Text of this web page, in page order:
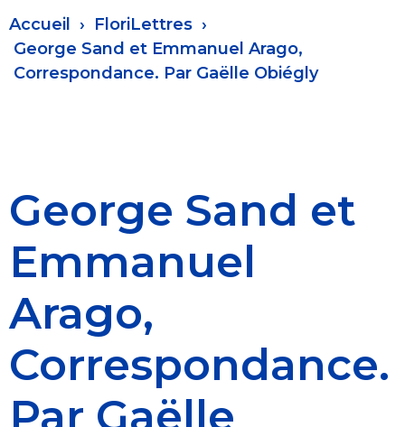
Fil
d'Ariane
Accueil
FloriLettres
George Sand et Emmanuel Arago,
Correspondance. Par Gaëlle Obiégly
George Sand et
Emmanuel
Arago,
Correspondance.
Par Gaëlle